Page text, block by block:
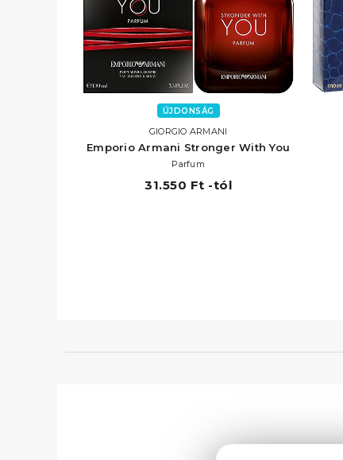
ÚJDONSÁG
GIORGIO ARMANI
Emporio Armani Stronger With You
Parfum
31.550 Ft -tól